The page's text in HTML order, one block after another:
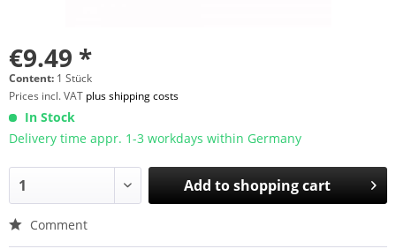
€9.49 *
Content: 1 Stück
Prices incl. VAT plus shipping costs
In Stock
Delivery time appr. 1-3 workdays within Germany
Add toshopping cart
Comment